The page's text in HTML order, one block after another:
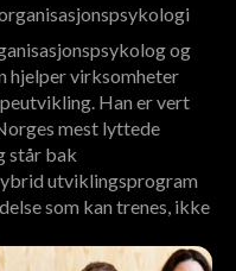
og
hjelper virksomheter
Han er vert
mest lyttede
står bak
utviklingsprogram
som kan trenes, ikke